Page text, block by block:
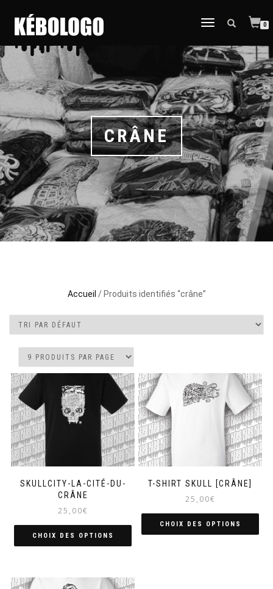
DÉPLIER
LA
NAVIGATION
0
CRÂNE
Accueil / Produits identifiés “crâne”
SKULLCITY-LA-CITÉ-DU-
CRÂNE
25,00€
CHOIX DES OPTIONS
T-SHIRT SKULL [CRÂNE]
25,00€
CHOIX DES OPTIONS